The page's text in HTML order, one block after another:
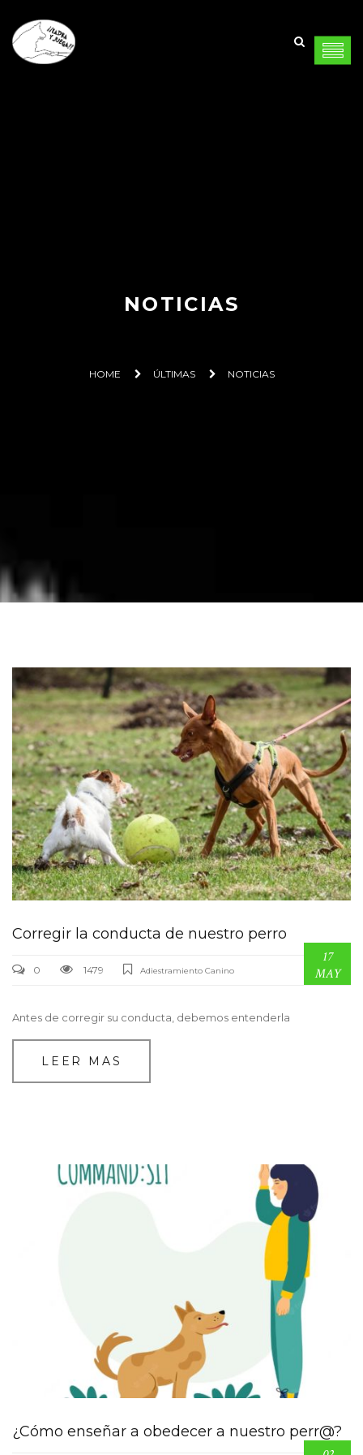
NOTICIAS
HOME ÚLTIMAS NOTICIAS
Corregir la conducta de nuestro perro
0 1479 Adiestramiento Canino
17
MAY
Antes de corregir su conducta, debemos entenderla
LEER MAS
¿Cómo enseñar a obedecer a nuestro perr@?